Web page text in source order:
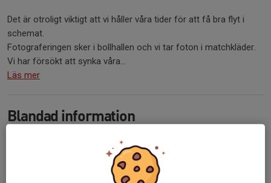
Det är otroligt viktigt att vi håller våra tider för att få bra flyt i
schemat.
Fotograferingen sker i bollhallen och vi tar foton i matchkläder.
Vi har försökt att synka våra...
Läs mer
Blandad information